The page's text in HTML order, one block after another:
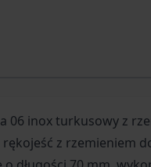
06 inox turkusowy z
z rzemieniem